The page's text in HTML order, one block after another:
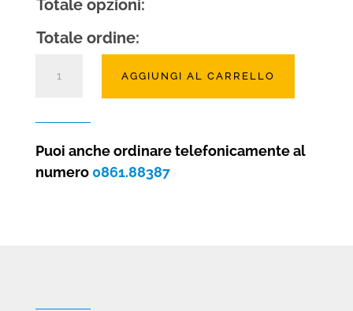
Totale opzioni:
Totale ordine:
40
tunnel
AGGIUNGI AL CARRELLO
Puoi anche ordinare telefonicamente al
numero 0861.88387